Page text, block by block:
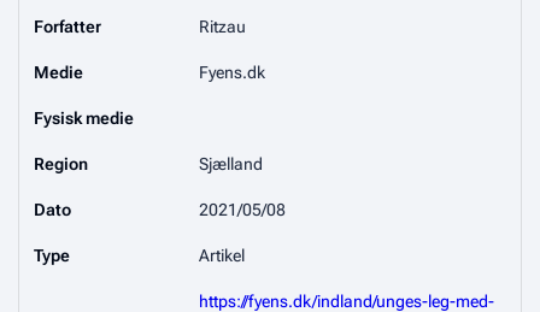
Forfatter Ritzau
Medie Fyens.dk
Fysisk medie
Region Sjælland
Dato 2021/05/08
Type Artikel
https://fyens.dk/indland/unges-leg-med-